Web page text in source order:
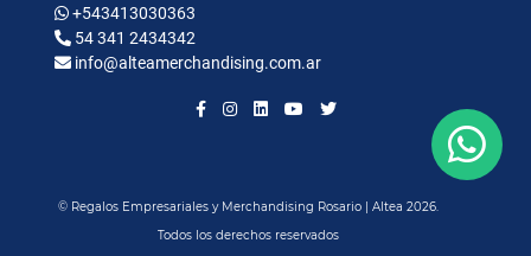
+543413030363
54 341 2434342
info@alteamerchandising.com.ar
© Regalos Empresariales y Merchandising Rosario | Altea 2026.
Todos los derechos reservados